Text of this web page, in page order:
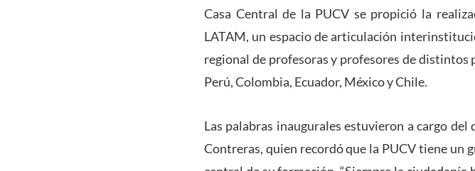
Casa Central de la PUCV se propició la
LATAM, un espacio de articulación
regional de profesoras y profesores de
Perú, Colombia, Ecuador, México y Chile.
Las palabras inaugurales estuvieron a cargo del
Contreras, quien recordó que la PUCV tiene un